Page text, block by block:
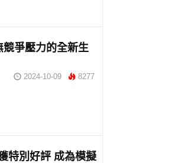
競爭壓力的全新生
2024-10-09 8277
特別好評 成為模擬